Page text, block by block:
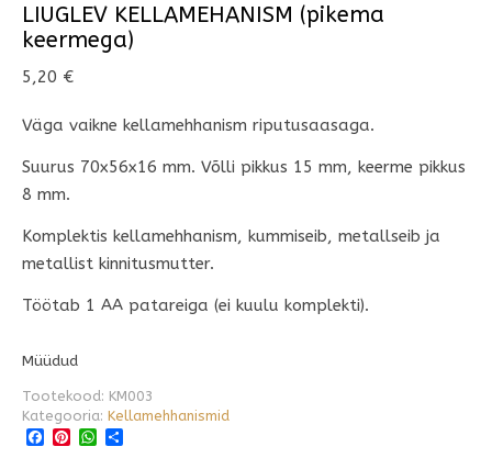
LIUGLEV KELLAMEHANISM (pikema
keermega)
5,20 €
Väga vaikne kellamehhanism riputusaasaga.
Suurus 70x56x16 mm. Võlli pikkus 15 mm, keerme pikkus
8 mm.
Komplektis kellamehhanism, kummiseib, metallseib ja
metallist kinnitusmutter.
Töötab 1 AA patareiga (ei kuulu komplekti).
Müüdud
Tootekood: KM003
Kategooria: Kellamehhanismid
Facebook
PinterestWhatsApp